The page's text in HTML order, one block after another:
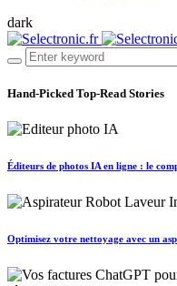
dark
Hand-Picked Top-Read Stories
Éditeurs de photos IA en ligne : le
Optimisez votre nettoyage avec un